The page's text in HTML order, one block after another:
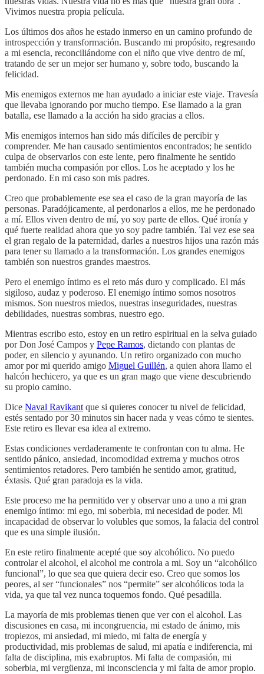
Vivimos nuestra propia película.
Los últimos dos años he estado inmerso en un camino profundo de
introspección y transformación. Buscando mi propósito, regresando
a mi esencia, reconciliándome con el niño que vive dentro de mí,
tratando de ser un mejor ser humano y, sobre todo, buscando la
felicidad.
Mis enemigos externos me han ayudado a iniciar este viaje. Travesía
que llevaba ignorando por mucho tiempo. Ese llamado a la gran
batalla, ese llamado a la acción ha sido gracias a ellos.
Mis enemigos internos han sido más difíciles de percibir y
comprender. Me han causado sentimientos encontrados; he sentido
culpa de observarlos con este lente, pero finalmente he sentido
también mucha compasión por ellos. Los he aceptado y los he
perdonado. En mi caso son mis padres.
Creo que probablemente ese sea el caso de la gran mayoría de las
personas. Paradójicamente, al perdonarlos a ellos, me he perdonado
a mí. Ellos viven dentro de mí, yo soy parte de ellos. Qué ironía y
qué fuerte realidad ahora que yo soy padre también. Tal vez ese sea
el gran regalo de la paternidad, darles a nuestros hijos una razón más
para tener su llamado a la transformación. Los grandes enemigos
también son nuestros grandes maestros.
Pero el enemigo íntimo es el reto más duro y complicado. El más
sigiloso, audaz y poderoso. El enemigo íntimo somos nosotros
mismos. Son nuestros miedos, nuestras inseguridades, nuestras
debilidades, nuestras sombras, nuestro ego.
Mientras escribo esto, estoy en un retiro espiritual en la selva guiado
por Don José Campos y Pepe Ramos, dietando con plantas de
poder, en silencio y ayunando. Un retiro organizado con mucho
amor por mi querido amigo Miguel Guillén, a quien ahora llamo el
halcón hechicero, ya que es un gran mago que viene descubriendo
su propio camino.
Dice Naval Ravikant que si quieres conocer tu nivel de felicidad,
estés sentado por 30 minutos sin hacer nada y veas cómo te sientes.
Este retiro es llevar esa idea al extremo.
Estas condiciones verdaderamente te confrontan con tu alma. He
sentido pánico, ansiedad, incomodidad extrema y muchos otros
sentimientos retadores. Pero también he sentido amor, gratitud,
éxtasis. Qué gran paradoja es la vida.
Este proceso me ha permitido ver y observar uno a uno a mi gran
enemigo íntimo: mi ego, mi soberbia, mi necesidad de poder. Mi
incapacidad de observar lo volubles que somos, la falacia del control
que es una simple ilusión.
En este retiro finalmente acepté que soy alcohólico. No puedo
controlar el alcohol, el alcohol me controla a mi. Soy un “alcohólico
funcional”, lo que sea que quiera decir eso. Creo que somos los
peores, al ser “funcionales” nos “permite” ser alcohólicos toda la
vida, ya que tal vez nunca toquemos fondo. Qué pesadilla.
La mayoría de mis problemas tienen que ver con el alcohol. Las
discusiones en casa, mi incongruencia, mi estado de ánimo, mis
tropiezos, mi ansiedad, mi miedo, mi falta de energía y
productividad, mis problemas de salud, mi apatía e indiferencia, mi
falta de disciplina, mis exabruptos. Mi falta de compasión, mi
soberbia, mi vergüenza, mi inconsciencia y mi falta de amor propio.